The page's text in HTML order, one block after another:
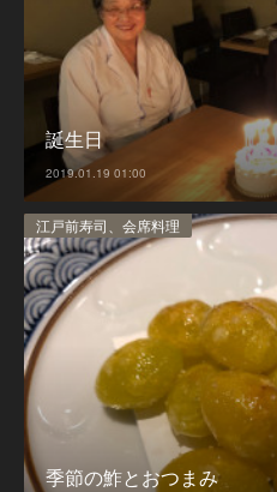
誕生日
2019.01.19 01:00
江戸前寿司、会席料理
季節の鮓とおつまみ